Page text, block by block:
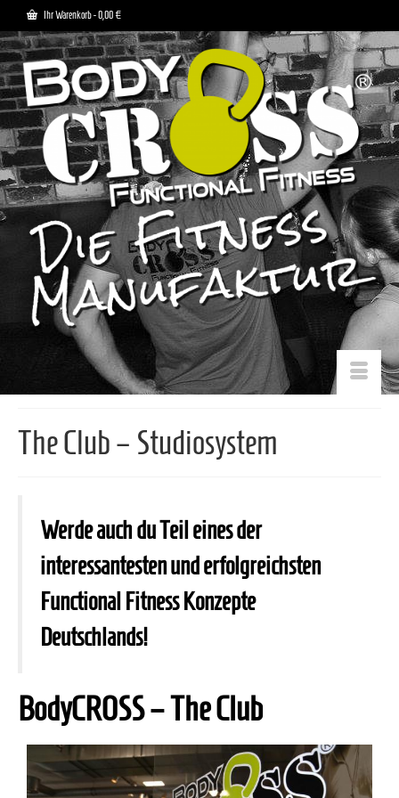
Ihr Warenkorb-0,00 €
The Club – Studiosystem
Werde auch du Teil eines der
interessantesten und erfolgreichsten
Functional Fitness Konzepte
Deutschlands!
BodyCROSS – The Club